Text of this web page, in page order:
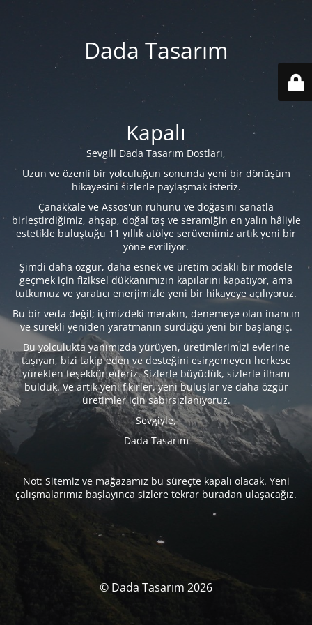
Dada Tasarım
Kapalı
Sevgili Dada Tasarım Dostları,
Uzun ve özenli bir yolculuğun sonunda yeni bir dönüşüm
hikayesini sizlerle paylaşmak isteriz.
Çanakkale ve Assos'un ruhunu ve doğasını sanatla
birleştirdiğimiz, ahşap, doğal taş ve seramiğin en yalın hâliyle
estetikle buluştuğu 11 yıllık atölye serüvenimiz artık yeni bir
yöne evriliyor.
Şimdi daha özgür, daha esnek ve üretim odaklı bir modele
geçmek için fiziksel dükkanımızın kapılarını kapatıyor, ama
tutkumuz ve yaratıcı enerjimizle yeni bir hikayeye açılıyoruz.
Bu bir veda değil; içimizdeki merakın, denemeye olan inancın
ve sürekli yeniden yaratmanın sürdüğü yeni bir başlangıç.
Bu yolculukta yanımızda yürüyen, üretimlerimizi evlerine
taşıyan, bizi takip eden ve desteğini esirgemeyen herkese
yürekten teşekkür ederiz. Sizlerle büyüdük, sizlerle ilham
bulduk. Ve artık yeni fikirler, yeni buluşlar ve daha özgür
üretimler için sabırsızlanıyoruz.
Sevgiyle,
Dada Tasarım
Not: Sitemiz ve mağazamız bu süreçte kapalı olacak. Yeni
çalışmalarımız başlayınca sizlere tekrar buradan ulaşacağız.
© Dada Tasarım 2026